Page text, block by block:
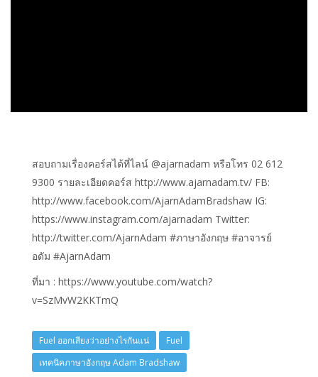
สอบถามเรื่องคอร์สได้ที่ไลน์ @ajarnadam หรือโทร 02 612
9300 รายละเอียดคอร์ส http://www.ajarnadam.tv/ FB:
http://www.facebook.com/AjarnAdamBradshaw IG:
https://www.instagram.com/ajarnadam Twitter:
http://twitter.com/AjarnAdam #ภาษาอังกฤษ #อาจารย์
อดัม #AjarnAdam
ที่มา : https://www.youtube.com/watch?
v=SzMvW2KKTmQ
Fuel ออกเสียงว่าอย่างไรกันแน่
Fuel
เทคนิคภาษาอังกฤษ Adam Bradshaw